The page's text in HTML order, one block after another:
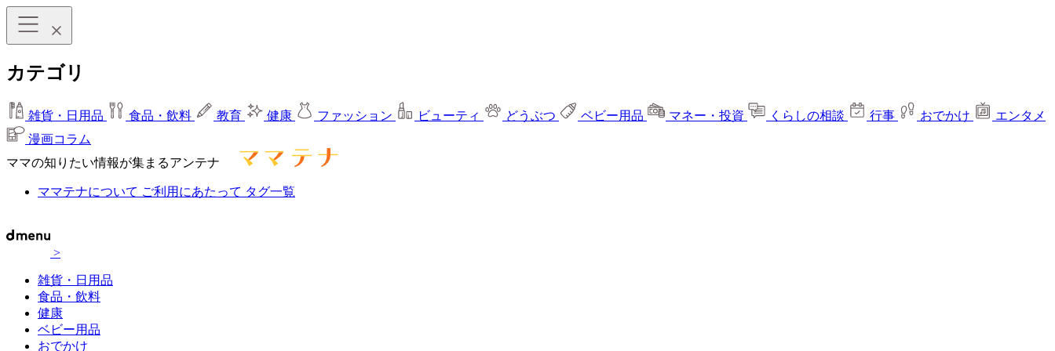
カテゴリ
雑貨・日用品 食品・飲料 教育 健康 ファッション ビューティ どうぶつ ベビー用品 マネー・投資 くらしの相談 行事 おでかけ
エンタメ
漫画コラム
ママの知りたい情報が集まるアンテナ
ママテナについて ご利用にあたって タグ一覧
>
雑貨・日用品
食品・飲料
健康
ベビー用品
おでかけ